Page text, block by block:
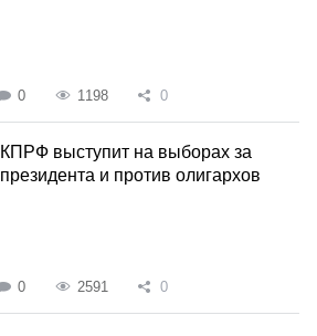
0 1198 0
КПРФ выступит на выборах за
президента и против олигархов
0 2591 0